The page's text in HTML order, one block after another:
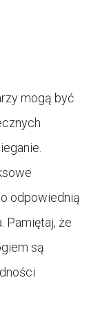
mogą być
odpowiednią
Pamiętaj, że
są